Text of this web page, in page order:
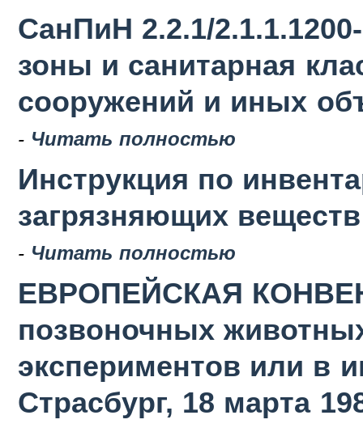
СанПиН 2.2.1/
зоны и санитарная
сооружений и иных
- Читать полностью
Инструкция по
загрязняющих
- Читать полностью
ЕВРОПЕЙСКАЯ
позвоночных
экспериментов или в
Страсбург, 18 марта